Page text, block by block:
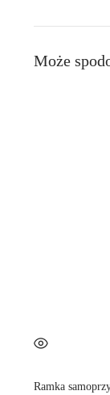
Może
Ramka